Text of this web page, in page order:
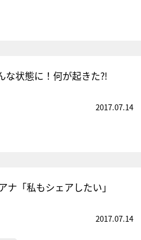
な状態に！何が起きた⁈
2017.07.14
「私もシェアしたい」
2017.07.14